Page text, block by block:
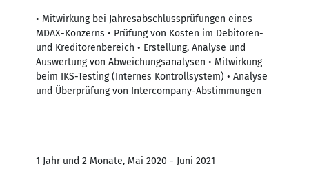
• Mitwirkung bei Jahresabschlussprüfungen eines
MDAX-Konzerns • Prüfung von Kosten im Debitoren-
und Kreditorenbereich • Erstellung, Analyse und
Auswertung von Abweichungsanalysen • Mitwirkung
beim IKS-Testing (Internes Kontrollsystem) • Analyse
und Überprüfung von Intercompany-Abstimmungen
1 Jahr und 2 Monate, Mai 2020 - Juni 2021